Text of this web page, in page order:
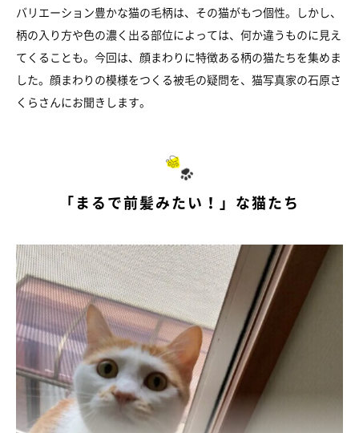
バリエーション豊かな猫の毛柄は、その猫がもつ個性。しかし、
柄の入り方や色の濃く出る部位によっては、何か違うものに見え
てくることも。今回は、顔まわりに特徴ある柄の猫たちを集めま
した。顔まわりの模様をつくる被毛の疑問を、猫写真家の石原さ
くらさんにお聞きします。
「まるで前髪みたい！」な猫たち